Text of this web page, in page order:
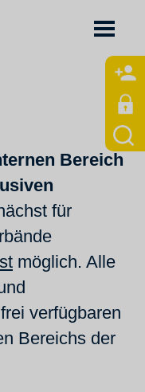
Bereich
für
möglich. Alle
verfügbaren
Bereichs der